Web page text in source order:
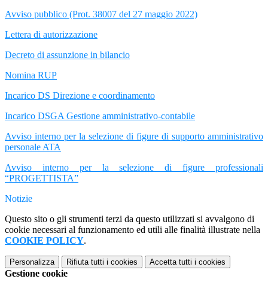
Avviso pubblico (Prot. 38007 del 27 maggio 2022)
Lettera di autorizzazione
Decreto di assunzione in bilancio
Nomina RUP
Incarico DS Direzione e coordinamento
Incarico DSGA Gestione amministrativo-contabile
Avviso interno per la selezione di figure di supporto amministrativo
personale ATA
Avviso interno per la selezione di figure professionali
“PROGETTISTA”
Notizie
Questo sito o gli strumenti terzi da questo utilizzati si avvalgono di
cookie necessari al funzionamento ed utili alle finalità illustrate nella
COOKIE POLICY.
Personalizza Rifiuta tutti i cookies Accetta tutti i cookies
Gestione cookie